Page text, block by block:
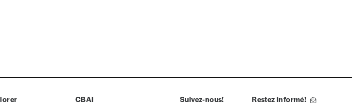
CBAI Suivez-nous! Restez informé!